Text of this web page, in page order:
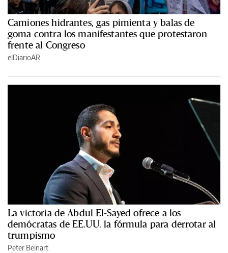
Camiones hidrantes, gas pimienta y balas de
goma contra los manifestantes que protestaron
frente al Congreso
elDiarioAR
La victoria de Abdul El-Sayed ofrece a los
demócratas de EE.UU. la fórmula para derrotar al
trumpismo
Peter Beinart